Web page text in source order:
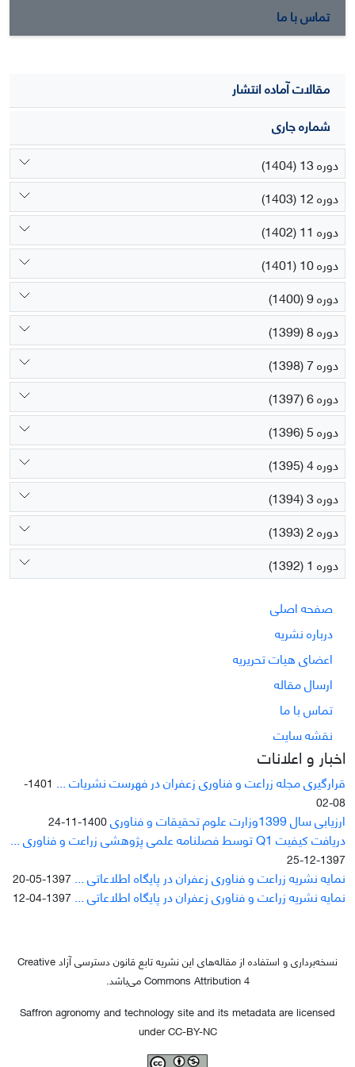
تماس با ما
مقالات آماده انتشار
شماره جاری
دوره 13 (1404)
دوره 12 (1403)
دوره 11 (1402)
دوره 10 (1401)
دوره 9 (1400)
دوره 8 (1399)
دوره 7 (1398)
دوره 6 (1397)
دوره 5 (1396)
دوره 4 (1395)
دوره 3 (1394)
دوره 2 (1393)
دوره 1 (1392)
صفحه اصلی
درباره نشریه
اعضای هیات تحریریه
ارسال مقاله
تماس با ما
نقشه سایت
اخبار و اعلانات
قرارگیری مجله زراعت و فناوری زعفران در فهرست نشریات ...
1401-
08-02
ارزیابی سال 1399وزارت علوم تحقیقات و فناوری 1400-11-24
دریافت کیفیت Q1 توسط فصلنامه علمی پژوهشی زراعت و فناوری ...
1397-12-25
نمایه نشریه زراعت و فناوری زعفران در پایگاه اطلاعاتی ... 1397-05-20
نمایه نشریه زراعت و فناوری زعفران در پایگاه اطلاعاتی ... 1397-04-12
نسخه‌برداری و استفاده از مقاله‌های این نشریه تابع قانون دسترسی آزاد Creative
Commons Attribution 4 می‌باشد.
Saffron agronomy and technology site and its metadata are licensed
under CC-BY-NC